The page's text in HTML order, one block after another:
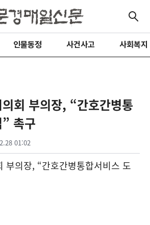
인물동정 사건사고 사회복지
회 부의장, “간호간병통
촉구
01:02
부의장, “간호간병통합서비스 도